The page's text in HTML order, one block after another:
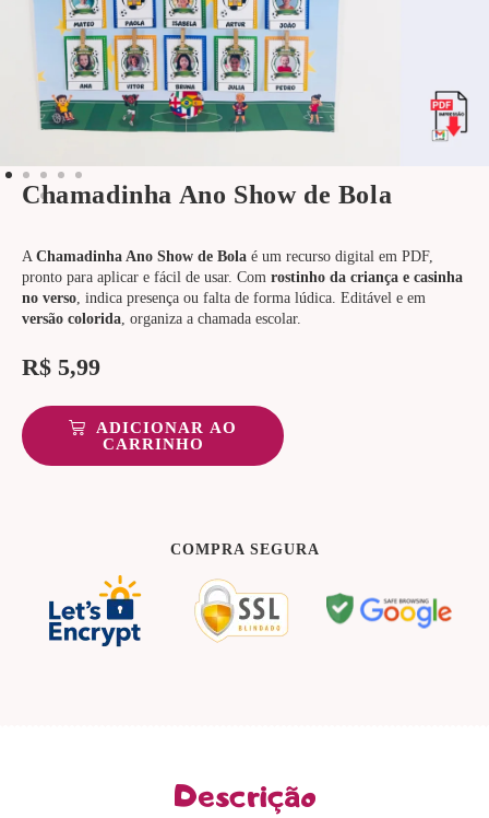
Chamadinha Ano Show de Bola
A Chamadinha Ano Show de Bola é um recurso digital em PDF,
pronto para aplicar e fácil de usar. Com rostinho da criança e casinha
no verso, indica presença ou falta de forma lúdica. Editável e em
versão colorida, organiza a chamada escolar.
R$ 5,99
ADICIONAR AO
CARRINHO
COMPRA SEGURA
Descrição